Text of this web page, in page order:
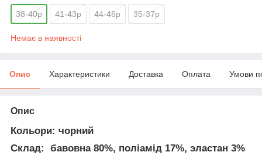
38-40р 41-43р 44-46р 35-37р
Немає в наявності
Опис Характеристики Доставка Оплата Умови
Опис
Кольори: чорний
Склад: бавовна 80%, поліамід 17%, эластан 3%